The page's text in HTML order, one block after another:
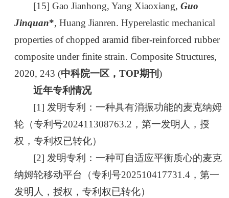
[15] Gao Jianhong, Yang Xiaoxiang,Guo
Jinquan*, Huang Jianren. Hyperelastic mechanical
properties of chopped aramid fiber-reinforced rubber
composite under finite strain. Composite Structures,
2020, 243 (中科院一区， TOP期刊)
近年专利情况
[1] 发明专利：一种具有消振功能的麦克纳姆
轮（专利号202411308763.2，第一发明人，授
权，专利权已转化）
[2] 发明专利：一种可自适应平衡质心的麦克
纳姆轮移动平台（专利号202510417731.4，第一
发明人，授权，专利权已转化）